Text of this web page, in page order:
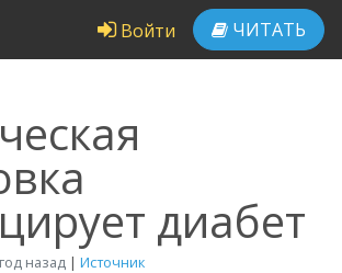
Войти ЧИТАТЬ
диабет
назад | Источник